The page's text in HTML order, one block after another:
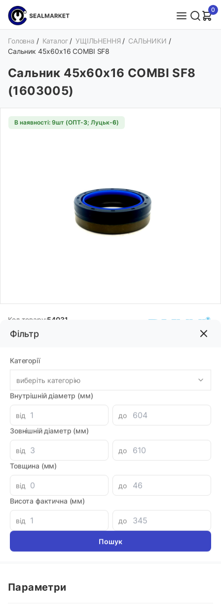
0
Фільтр
Категорії
виберіть категорію
Внутрішній діаметр (мм)
від
до
Зовнішній діаметр (мм)
від
до
Товщина (мм)
від
до
Висота фактична (мм)
від до
Головна / Каталог /УЩІЛЬНЕННЯ / САЛЬНИКИ /
Сальник 45х60х16 COMBI SF8
Сальник 45х60х16 COMBI SF8
(1603005)
В наявності: 9шт (ОПТ-3; Луцьк-6)
Код товару:54031
Бренд:DMHUI
683.76грн
- + В корзину
Знайшли дешевше?
605.62 при замовленні на загальну сумму 1000 грн.
Аналоги
Кольцо поршня 48x56x4
Параметри